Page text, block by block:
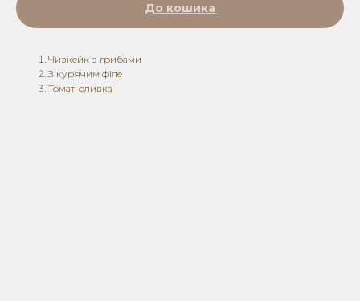
До кошика
Чизкейк з грибами
З курячим філе
Томат-оливка